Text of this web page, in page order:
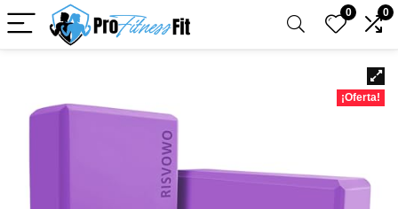
0 0
¡Oferta!